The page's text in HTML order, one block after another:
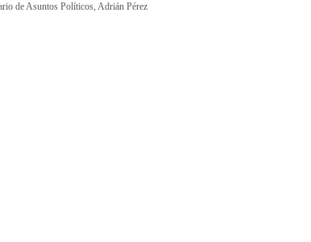
de Asuntos Políticos, Adrián Pérez